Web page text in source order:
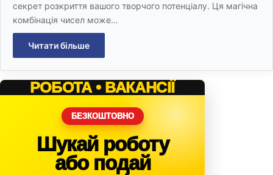
секрет розкриття вашого творчого потенціалу. Ця магічна
комбінація чисел може…
Читати більше
РОБОТА • ВАКАНСІЇ
БЕЗКОШТОВНО
Шукай роботу
або подай